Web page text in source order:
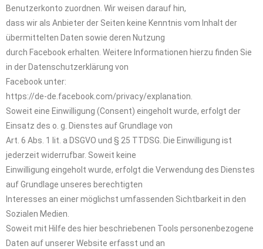
Benutzerkonto zuordnen. Wir weisen darauf hin,
dass wir als Anbieter der Seiten keine Kenntnis vom Inhalt der
übermittelten Daten sowie deren Nutzung
durch Facebook erhalten. Weitere Informationen hierzu finden Sie
in der Datenschutzerklärung von
Facebook unter:
https://de-de.facebook.com/privacy/explanation.
Soweit eine Einwilligung (Consent) eingeholt wurde, erfolgt der
Einsatz des o. g. Dienstes auf Grundlage von
Art. 6 Abs. 1 lit. a DSGVO und § 25 TTDSG. Die Einwilligung ist
jederzeit widerrufbar. Soweit keine
Einwilligung eingeholt wurde, erfolgt die Verwendung des Dienstes
auf Grundlage unseres berechtigten
Interesses an einer möglichst umfassenden Sichtbarkeit in den
Sozialen Medien.
Soweit mit Hilfe des hier beschriebenen Tools personenbezogene
Daten auf unserer Website erfasst und an